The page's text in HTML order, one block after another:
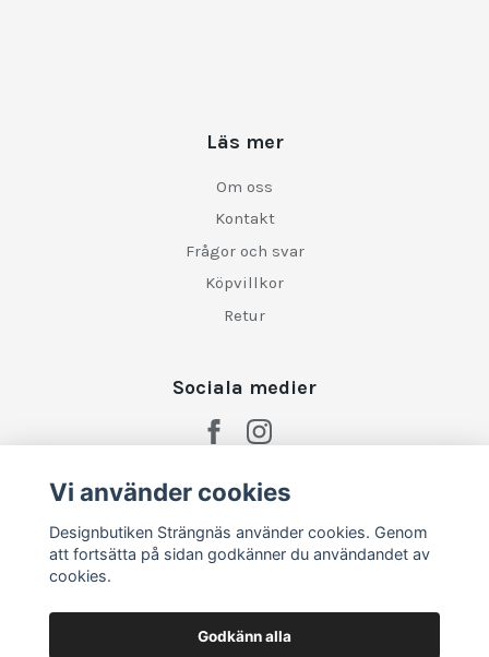
Läs mer
Om oss
Kontakt
Frågor och svar
Köpvillkor
Retur
Sociala medier
Vi använder cookies
Designbutiken Strängnäs använder cookies. Genom
att fortsätta på sidan godkänner du användandet av
cookies.
Godkänn alla